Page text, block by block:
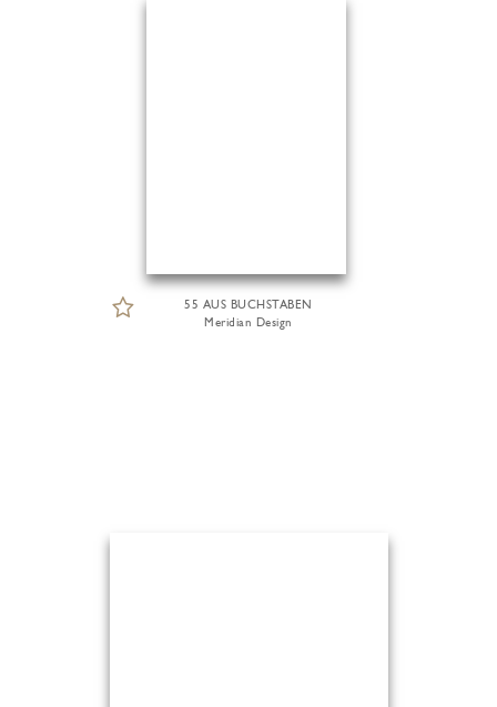
55 AUS BUCHSTABEN
Meridian Design